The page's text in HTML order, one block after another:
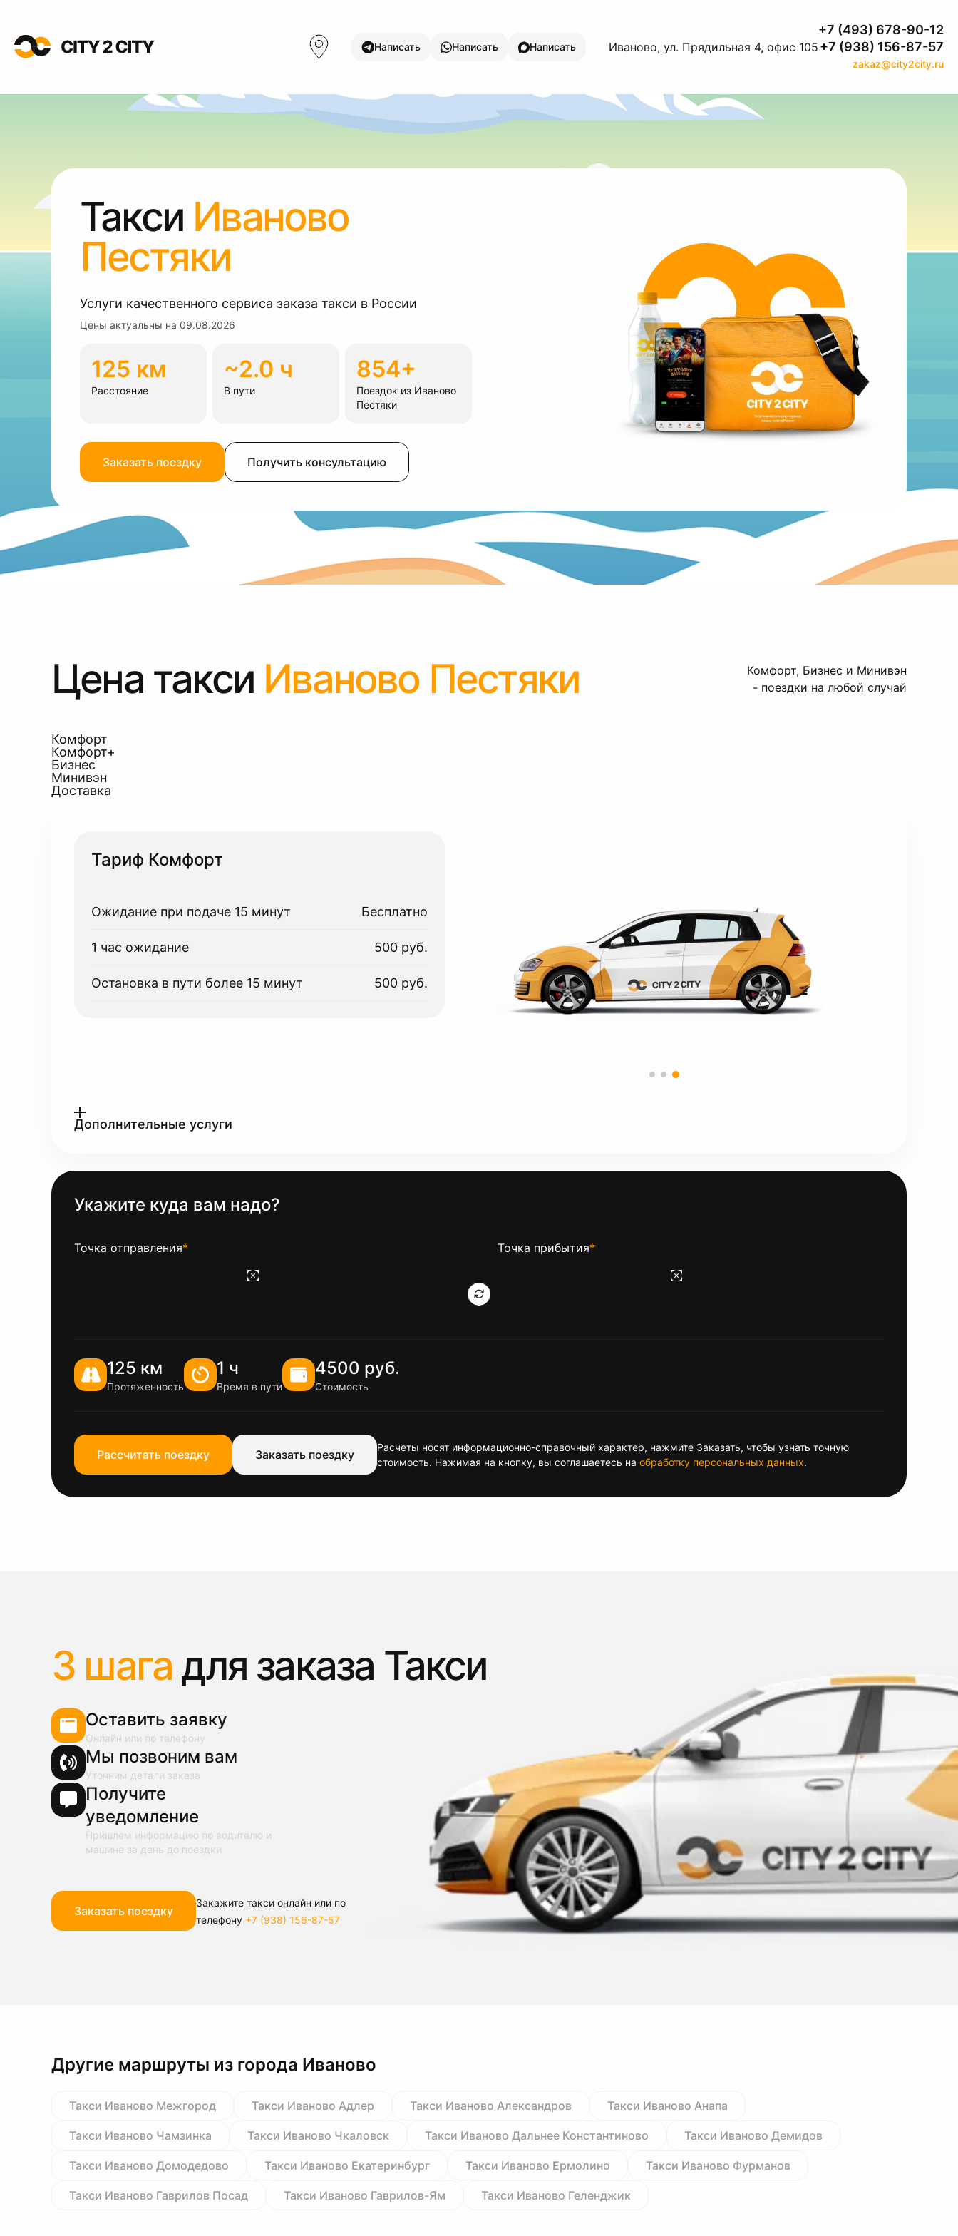
Написать Написать Написать Иваново, ул. Прядильная 4, офис 105
+7 (493) 678-90-12
+7 (938) 156-87-57
zakaz@city2city.ru
Такси Иваново
Пестяки
Услуги качественного сервиса заказа такси в России
Цены актуальны на 09.08.2026
125 км
Расстояние
~2.0 ч
В пути
854+
Поездок из Иваново
Пестяки
Заказать поездку Получить консультацию
Цена такси Иваново Пестяки
Комфорт, Бизнес и Минивэн
- поездки на любой случай
Комфорт
Комфорт+
Бизнес
Минивэн
Доставка
Тариф Комфорт
Ожидание при подаче 15 минут Бесплатно
1 час ожидание 500 руб.
Остановка в пути более 15 минут 500 руб.
Дополнительные услуги
Укажите куда вам надо?
Точка отправления* Точка прибытия*
125 км
Протяженность
1 ч
Время в пути
4500 руб.
Стоимость
Рассчитать поездку Заказать поездку
Расчеты носят информационно-справочный характер, нажмите Заказать, чтобы узнать точную
стоимость. Нажимая на кнопку, вы соглашаетесь на обработку персональных данных.
3 шага для заказа Такси
Оставить заявку
Онлайн или по телефону
Мы позвоним вам
Уточним детали заказа
Получите
уведомление
Пришлем информацию по водителю и
машине за день до поездки
Заказать поездку
Закажите такси онлайн или по
телефону +7 (938) 156-87-57
Другие маршруты из города Иваново
Такси Иваново Межгород Такси Иваново Адлер Такси Иваново Александров Такси Иваново Анапа
Такси Иваново Чамзинка Такси Иваново Чкаловск Такси Иваново Дальнее Константиново Такси Иваново Демидов
Такси Иваново Домодедово Такси Иваново Екатеринбург Такси Иваново Ермолино Такси Иваново Фурманов
Такси Иваново Гаврилов Посад Такси Иваново Гаврилов-Ям Такси Иваново Геленджик